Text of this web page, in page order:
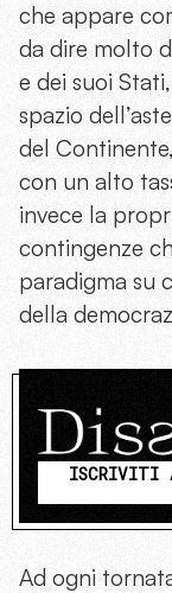
che appare
da dire molto
e dei suoi
spazio
del
con un alto
invece la
contingenze
paradigma su
della
ISCRIVITI
Ad ogni